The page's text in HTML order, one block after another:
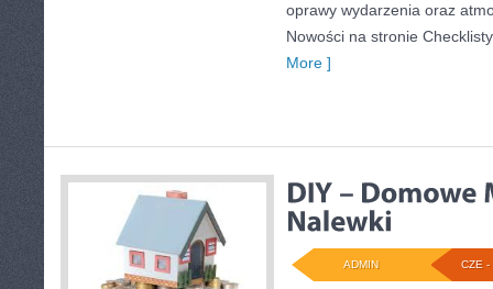
oprawy wydarzenia oraz
Nowości na stronie
More ]
CZE -
ADMIN